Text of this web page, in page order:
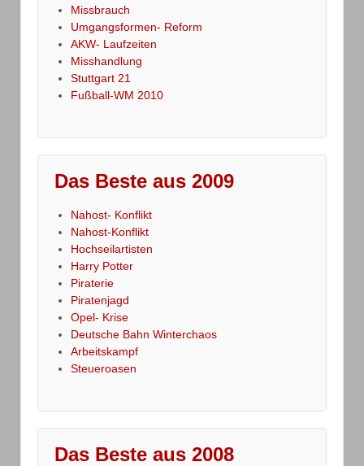
Missbrauch
Umgangsformen- Reform
AKW- Laufzeiten
Misshandlung
Stuttgart 21
Fußball-WM 2010
Das Beste aus 2009
Nahost- Konflikt
Nahost-Konflikt
Hochseilartisten
Harry Potter
Piraterie
Piratenjagd
Opel- Krise
Deutsche Bahn Winterchaos
Arbeitskampf
Steueroasen
Das Beste aus 2008